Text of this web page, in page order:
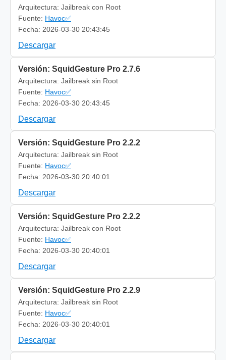
Arquitectura: Jailbreak con Root
Fuente: Havoc✅
Fecha: 2026-03-30 20:43:45
Descargar
Versión: SquidGesture Pro 2.7.6
Arquitectura: Jailbreak sin Root
Fuente: Havoc✅
Fecha: 2026-03-30 20:43:45
Descargar
Versión: SquidGesture Pro 2.2.2
Arquitectura: Jailbreak sin Root
Fuente: Havoc✅
Fecha: 2026-03-30 20:40:01
Descargar
Versión: SquidGesture Pro 2.2.2
Arquitectura: Jailbreak con Root
Fuente: Havoc✅
Fecha: 2026-03-30 20:40:01
Descargar
Versión: SquidGesture Pro 2.2.9
Arquitectura: Jailbreak sin Root
Fuente: Havoc✅
Fecha: 2026-03-30 20:40:01
Descargar